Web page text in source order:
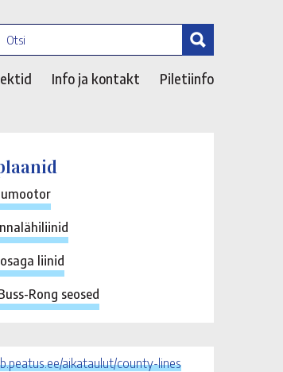
Info ja kontakt Piletiinfo
liinid
Rong seosed
aikataulut/county-lines